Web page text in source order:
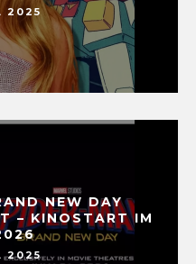
2025
NEW DAY
– KINOSTART IM
2025